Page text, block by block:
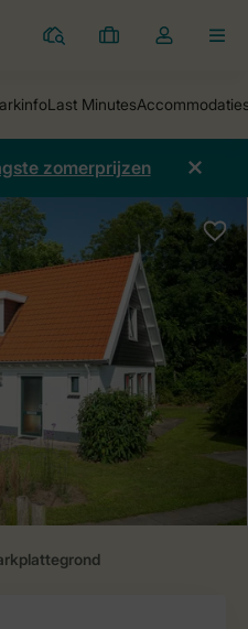
Parken
Mijn
Open
mijn
account
zomerprijzen